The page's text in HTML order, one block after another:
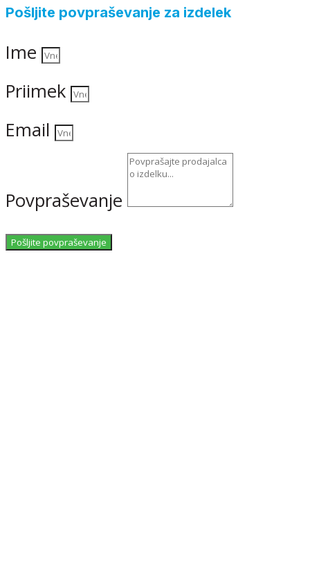
Pošljite povpraševanje za izdelek
Ime
Priimek
Email
Povpraševanje
Pošljite povpraševanje